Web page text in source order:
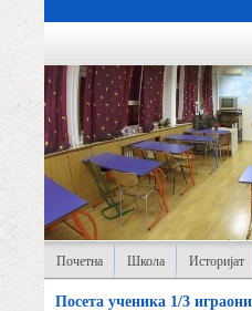
Почетна Школа Историјат
Посета ученика 1/3